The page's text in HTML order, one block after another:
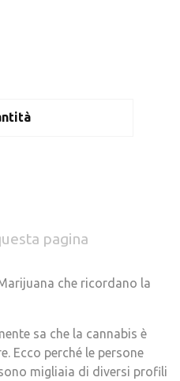
pagina
che ricordano la
sa che la cannabis è
Ecco perché le persone
migliaia di diversi profili